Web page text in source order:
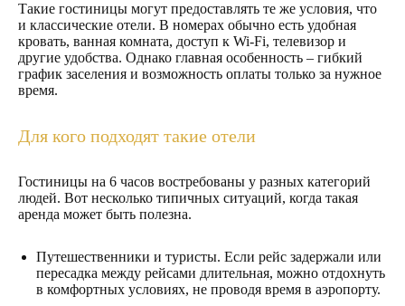
Такие гостиницы могут предоставлять те же условия, что
и классические отели. В номерах обычно есть удобная
кровать, ванная комната, доступ к Wi-Fi, телевизор и
другие удобства. Однако главная особенность – гибкий
график заселения и возможность оплаты только за нужное
время.
Для кого подходят такие отели
Гостиницы на 6 часов востребованы у разных категорий
людей. Вот несколько типичных ситуаций, когда такая
аренда может быть полезна.
Путешественники и туристы. Если рейс задержали или
пересадка между рейсами длительная, можно отдохнуть
в комфортных условиях, не проводя время в аэропорту.